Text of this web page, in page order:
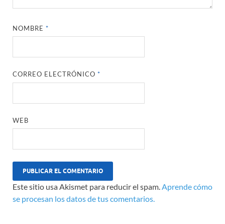
NOMBRE*
CORREO ELECTRÓNICO*
WEB
Este sitio usa Akismet para reducir el spam.Aprende cómo
se procesan los datos de tus comentarios.